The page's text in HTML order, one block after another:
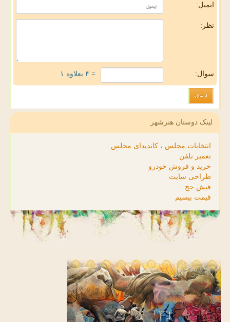
ایمیل:
نظر:
سوال: = ۴ بعلاوه ۱
لینک دوستان هنرشهر
انتخابات مجلس ، کاندیدای مجلس
تعمیر تلفن
خرید و فروش خودرو
طراحی سایت
فیش حج
قیمت بیسیم